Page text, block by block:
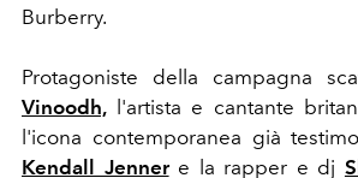
Burberry.
Protagoniste della campagna
Vinoodh, l'artista e cantante
l'icona contemporanea già
Kendall Jennere la rapper e dj